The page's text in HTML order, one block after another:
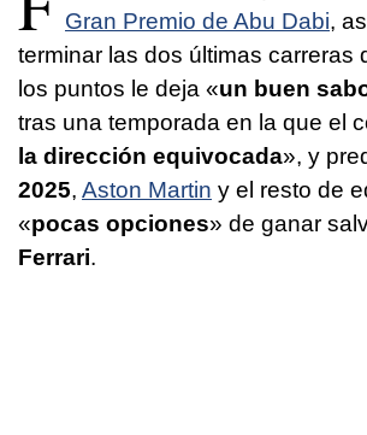
Gran Premio de Abu Dabi,
terminar las dos últimas carreras
los puntos le deja «un buen
tras una temporada en la que el
la dirección equivocada», y
2025, Aston Martin y el resto de
«pocas opciones» de ganar
Ferrari.